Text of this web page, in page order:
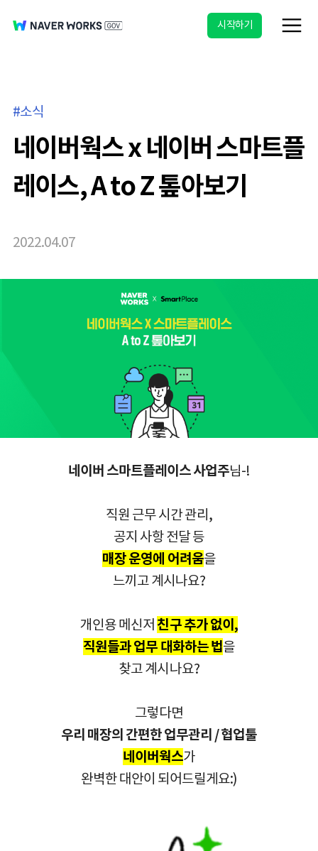
시작하기
소식
네이버웍스 x 네이버 스마트플
레이스, A to Z 톺아보기
2022.04.07
네이버 스마트플레이스 사업주님-!
직원 근무 시간 관리,
공지 사항 전달 등
매장 운영에 어려움을
느끼고 계시나요?
개인용 메신저 친구 추가 없이,
직원들과 업무 대화하는 법을
찾고 계시나요?
그렇다면
우리 매장의 간편한 업무관리 / 협업툴
네이버웍스가
완벽한 대안이 되어드릴게요:)